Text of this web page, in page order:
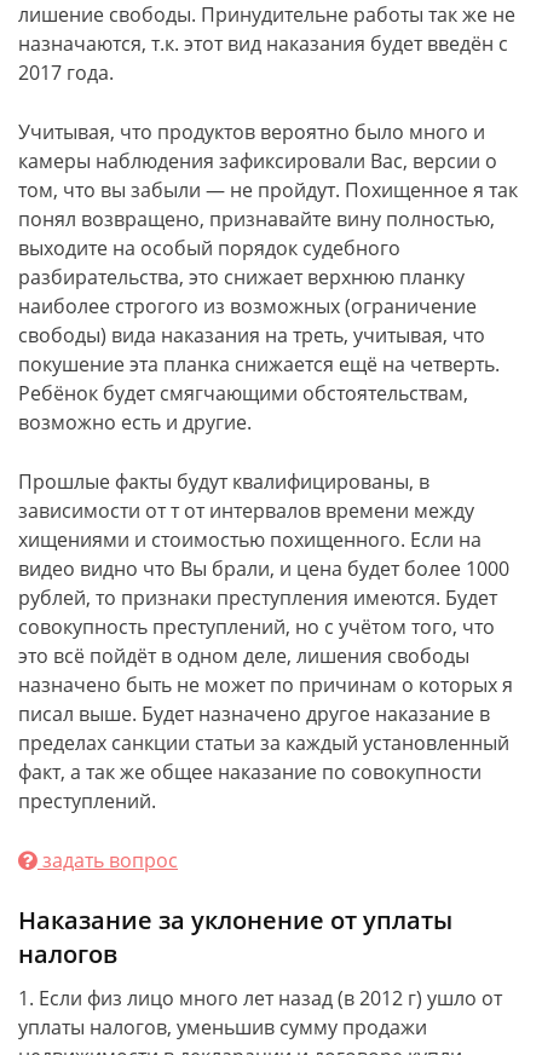
лишение свободы. Принудительне работы так же не
назначаются, т.к. этот вид наказания будет введён с
2017 года.
Учитывая, что продуктов вероятно было много и
камеры наблюдения зафиксировали Вас, версии о
том, что вы забыли — не пройдут. Похищенное я так
понял возвращено, признавайте вину полностью,
выходите на особый порядок судебного
разбирательства, это снижает верхнюю планку
наиболее строгого из возможных (ограничение
свободы) вида наказания на треть, учитывая, что
покушение эта планка снижается ещё на четверть.
Ребёнок будет смягчающими обстоятельствам,
возможно есть и другие.
Прошлые факты будут квалифицированы, в
зависимости от т от интервалов времени между
хищениями и стоимостью похищенного. Если на
видео видно что Вы брали, и цена будет более 1000
рублей, то признаки преступления имеются. Будет
совокупность преступлений, но с учётом того, что
это всё пойдёт в одном деле, лишения свободы
назначено быть не может по причинам о которых я
писал выше. Будет назначено другое наказание в
пределах санкции статьи за каждый установленный
факт, а так же общее наказание по совокупности
преступлений.
задать вопрос
Наказание за уклонение от уплаты
налогов
1. Если физ лицо много лет назад (в 2012 г) ушло от
уплаты налогов, уменьшив сумму продажи